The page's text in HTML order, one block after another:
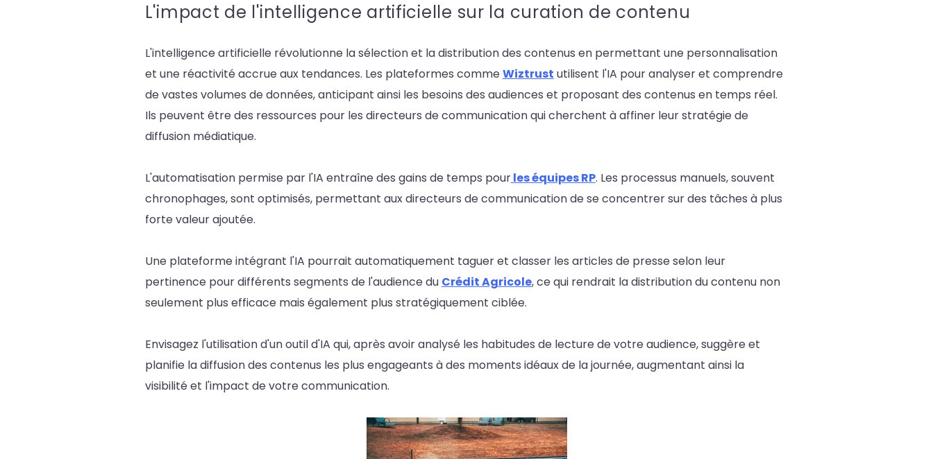
L'impact de l'intelligence artificielle sur la curation de contenu
L'intelligence artificielle révolutionne la sélection et la distribution des contenus en permettant une personnalisation
et une réactivité accrue aux tendances. Les plateformes commeWiztrust utilisent l'IA pour analyser et comprendre
de vastes volumes de données, anticipant ainsi les besoins des audiences et proposant des contenus en temps réel.
Ils peuvent être des ressources pour les directeurs de communication qui cherchent à affiner leur stratégie de
diffusion médiatique.
L'automatisation permise par l'IA entraîne des gains de temps pourles équipes RP. Les processus manuels, souvent
chronophages, sont optimisés, permettant aux directeurs de communication de se concentrer sur des tâches à plus
forte valeur ajoutée.
Une plateforme intégrant l'IA pourrait automatiquement taguer et classer les articles de presse selon leur
pertinence pour différents segments de l'audience du Crédit Agricole, ce qui rendrait la distribution du contenu non
seulement plus efficace mais également plus stratégiquement ciblée.
Envisagez l'utilisation d'un outil d'IA qui, après avoir analysé les habitudes de lecture de votre audience, suggère et
planifie la diffusion des contenus les plus engageants à des moments idéaux de la journée, augmentant ainsi la
visibilité et l'impact de votre communication.